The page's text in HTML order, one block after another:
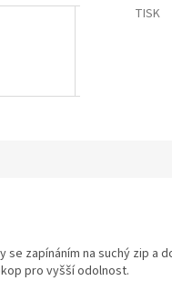
TISK
zapínáním na suchý zip a
pro vyšší odolnost.